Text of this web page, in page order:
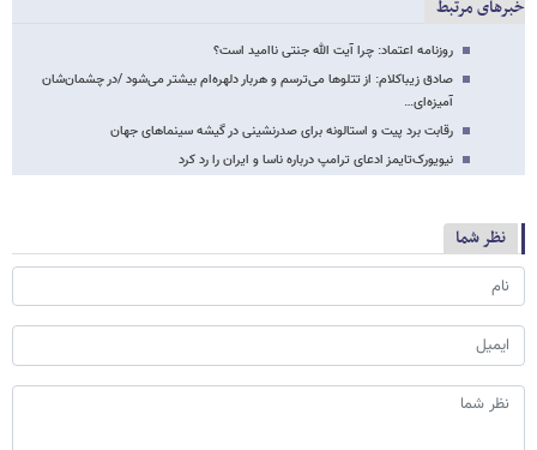
خبرهای مرتبط
روزنامه اعتماد: چرا آیت الله جنتی ناامید است؟
صادق زیباکلام: از تتلوها می‌ترسم و هربار دلهره‌ام بیشتر می‌شود /در چشمان‌شان
آمیزه‌ای…
رقابت برد پیت و استالونه برای صدرنشینی در گیشه سینماهای جهان
نیویورک‌تایمز ادعای ترامپ درباره ناسا و ایران را رد کرد
نظر شما